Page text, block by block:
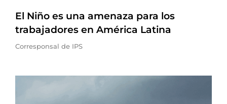
El Niño es una amenaza para los
trabajadores en América Latina
Corresponsal de IPS